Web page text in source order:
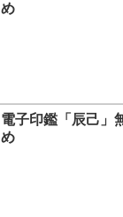
め
電子印鑑「辰己」
め